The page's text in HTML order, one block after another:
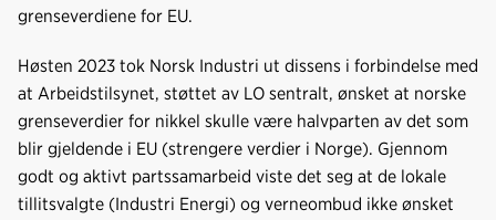
grenseverdiene for EU.
Høsten 2023 tok Norsk Industri ut dissens i forbindelse med
at Arbeidstilsynet, støttet av LO sentralt, ønsket at norske
grenseverdier for nikkel skulle være halvparten av det som
blir gjeldende i EU (strengere verdier i Norge). Gjennom
godt og aktivt partssamarbeid viste det seg at de lokale
tillitsvalgte (Industri Energi) og verneombud ikke ønsket